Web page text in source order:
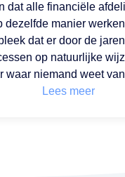
dat alle financiële
dezelfde manier werken
dat er door de
op natuurlijke
waar niemand weet van
Lees meer